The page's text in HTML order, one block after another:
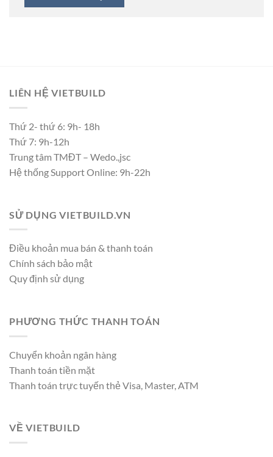
LIÊN HỆ VIETBUILD
Thứ 2- thứ 6: 9h- 18h
Thứ 7: 9h-12h
Trung tâm TMĐT – Wedo.,jsc
Hệ thống Support Online: 9h-22h
SỬ DỤNG VIETBUILD.VN
Điều khoản mua bán & thanh toán
Chính sách bảo mật
Quy định sử dụng
PHƯƠNG THỨC THANH TOÁN
Chuyển khoản ngân hàng
Thanh toán tiền mặt
Thanh toán trực tuyến thẻ Visa, Master, ATM
VỀ VIETBUILD